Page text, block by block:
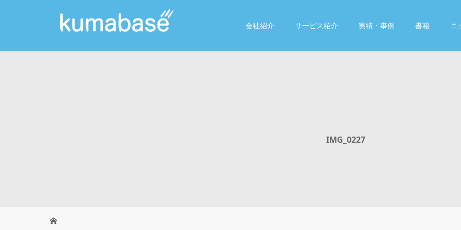
会社紹介 サービス紹介 実績・事例 書籍 ニ
IMG_0227